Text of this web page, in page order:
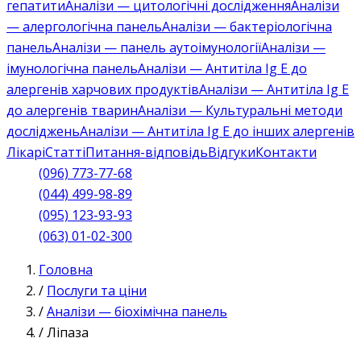
гепатитиАналізи — цитологічні дослідженняАналізи
— алергологічна панельАналізи — бактеріологічна
панельАналізи — панель аутоімунологіїАналізи —
імунологічна панельАналізи — Антитіла Ig E до
алергенів харчових продуктівАналізи — Антитіла Ig E
до алергенів тваринАналізи — Культуральні методи
дослідженьАналізи — Антитіла Ig E до інших алергенів
ЛікаріСтаттіПитання-відповідьВідгукиКонтакти
(096) 773-77-68
(044) 499-98-89
(095) 123-93-93
(063) 01-02-300
Головна
/ Послуги та ціни
/Аналізи — біохімічна панель
/Ліпаза